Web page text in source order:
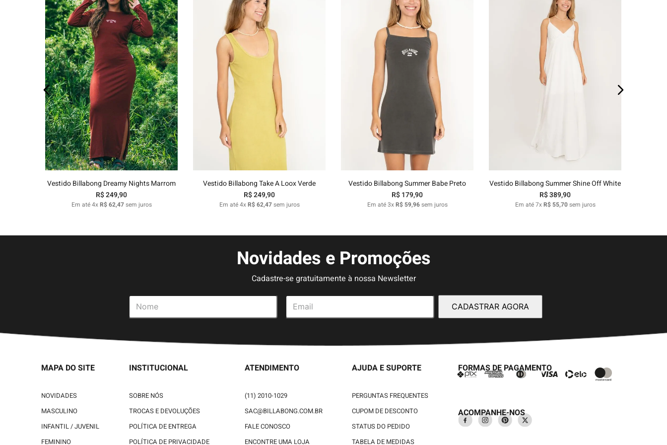
P GG
Adicionar ao carrinho
Vestido Billabong Dreamy Nights Marrom
R$249,90
Em até4xR$62,47sem juros
P GG
Vestido Billabong Take A Loox Verde
R$249,90
Em até4xR$62,47sem juros
P GG
Adicionar ao carrinho
Vestido Billabong Summer Babe Preto
R$179,90
Em até3xR$ 59,96sem juros
Adicionar ao carrinho
Vestido Billabong Summer Shine Off White
R$389,90
Em até7xR$ 55,70sem juros
Novidades e Promoções
Cadastre-se gratuitamente à nossa Newsletter
CADASTRAR AGORA
MAPA DO SITE
NOVIDADES
MASCULINO
INFANTIL / JUVENIL
FEMININO
INSTITUCIONAL
SOBRE NÓS
TROCAS E DEVOLUÇÕES
POLÍTICA DE ENTREGA
POLÍTICA DE PRIVACIDADE
ATENDIMENTO
(11) 2010-1029
SAC@BILLABONG.COM.BR
FALE CONOSCO
ENCONTRE UMA LOJA
AJUDA E SUPORTE
PERGUNTAS FREQUENTES
CUPOM DE DESCONTO
STATUS DO PEDIDO
TABELA DE MEDIDAS
FORMAS DE PAGAMENTO
ACOMPANHE-NOS